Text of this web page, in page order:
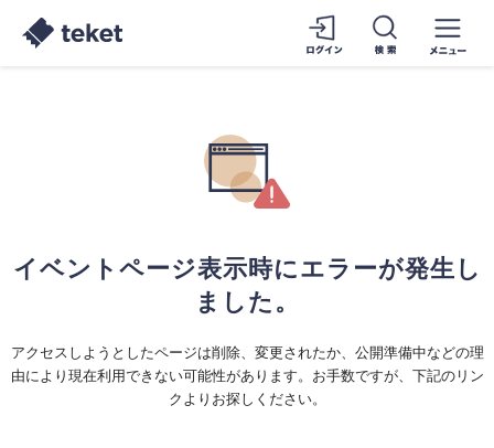
イベントページ表示時にエラーが発生し
ました。
アクセスしようとしたページは削除、変更されたか、公開準備中などの理
由により現在利用できない可能性があります。お手数ですが、下記のリン
クよりお探しください。